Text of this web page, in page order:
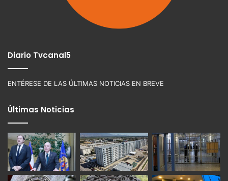
Diario Tvcanal5
ENTÉRESE DE LAS ÚLTIMAS NOTICIAS EN BREVE
Últimas Noticias